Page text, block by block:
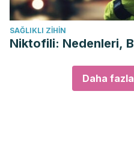
SAĞLIKLI ZIHIN
Niktofili: Nedenleri,
Daha